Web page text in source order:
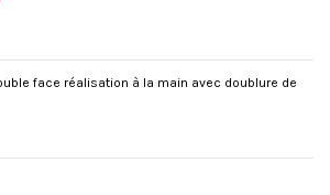
face réalisation à la main avec doublure de